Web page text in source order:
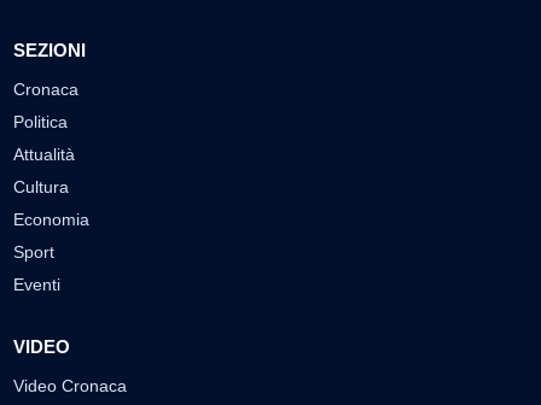
SEZIONI
Cronaca
Politica
Attualità
Cultura
Economia
Sport
Eventi
VIDEO
Video Cronaca